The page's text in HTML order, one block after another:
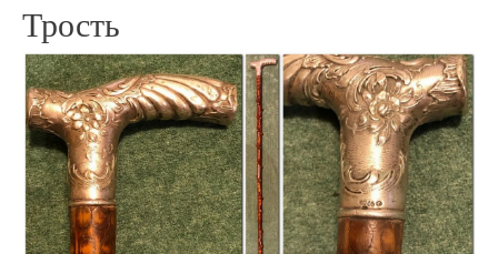
Трость